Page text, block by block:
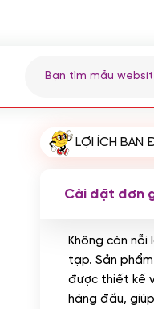
Cài đặt
(+100.000
qua ngân
kiếm:
LỢI ÍCH BẠN
Cài đặt đơn
Không còn
tạp. Sản
được thiết kế
hàng đầu,